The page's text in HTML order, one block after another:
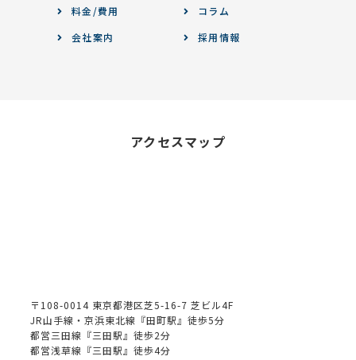
料金/費用
コラム
会社案内
採用情報
アクセスマップ
〒108-0014 東京都港区芝5-16-7 芝ビル4F
JR山手線・京浜東北線『田町駅』徒歩5分
都営三田線『三田駅』徒歩2分
都営浅草線『三田駅』徒歩4分